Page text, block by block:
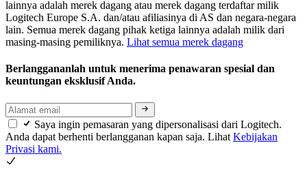
lainnya adalah merek dagang atau merek dagang terdaftar milik
Logitech Europe S.A. dan/atau afiliasinya di AS dan negara-negara
lain. Semua merek dagang pihak ketiga lainnya adalah milik dari
masing-masing pemiliknya. Lihat semua merek dagang
Berlanggananlah untuk menerima penawaran spesial dan
keuntungan eksklusif Anda.
Saya ingin pemasaran yang dipersonalisasi dari Logitech.
Anda dapat berhenti berlangganan kapan saja. Lihat Kebijakan
Privasi kami.